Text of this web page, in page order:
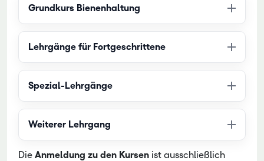
Grundkurs Bienenhaltung
Lehrgänge für Fortgeschrittene
Spezial-Lehrgänge
Weiterer Lehrgang
DieAnmeldung zu den Kursen ist ausschließlich